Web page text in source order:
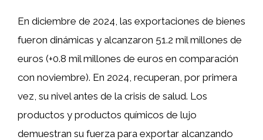
En diciembre de 2024, las exportaciones de bienes
fueron dinámicas y alcanzaron 51.2 mil millones de
euros (+0.8 mil millones de euros en comparación
con noviembre). En 2024, recuperan, por primera
vez, su nivel antes de la crisis de salud. Los
productos y productos químicos de lujo
demuestran su fuerza para exportar alcanzando